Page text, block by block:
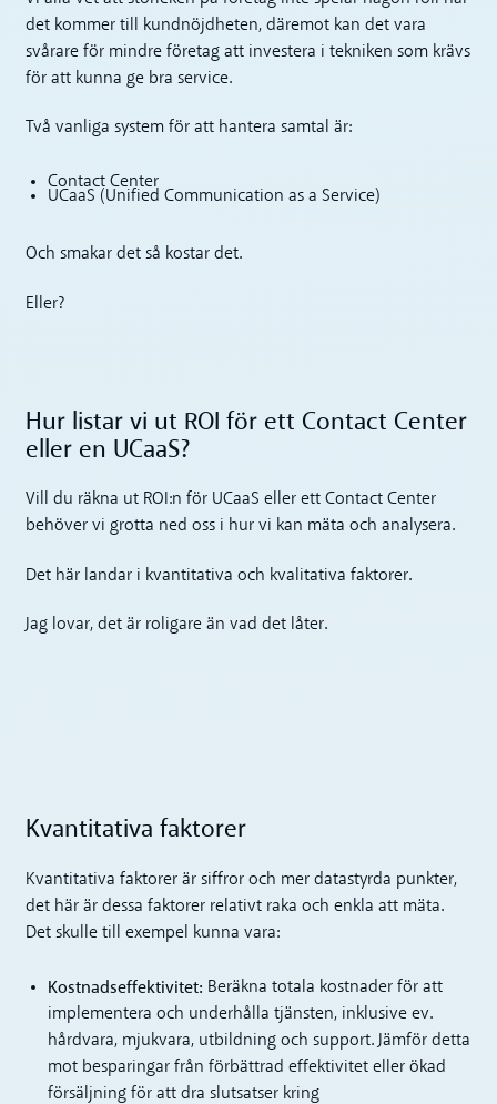
det kommer till kundnöjdheten, däremot kan det vara
svårare för mindre företag att investera i tekniken som krävs
för att kunna ge bra service.
Två vanliga system för att hantera samtal är:
Contact Center
UCaaS (Unified Communication as a Service)
Och smakar det så kostar det.
Eller?
Hur listar vi ut ROI för ett Contact Center
eller en UCaaS?
Vill du räkna ut ROI:n för UCaaS eller ett Contact Center
behöver vi grotta ned oss i hur vi kan mäta och analysera.
Det här landar i kvantitativa och kvalitativa faktorer.
Jag lovar, det är roligare än vad det låter.
Kvantitativa faktorer
Kvantitativa faktorer är siffror och mer datastyrda punkter,
det här är dessa faktorer relativt raka och enkla att mäta.
Det skulle till exempel kunna vara:
Kostnadseffektivitet: Beräkna totala kostnader för att
implementera och underhålla tjänsten, inklusive ev.
hårdvara, mjukvara, utbildning och support. Jämför detta
mot besparingar från förbättrad effektivitet eller ökad
försäljning för att dra slutsatser kring